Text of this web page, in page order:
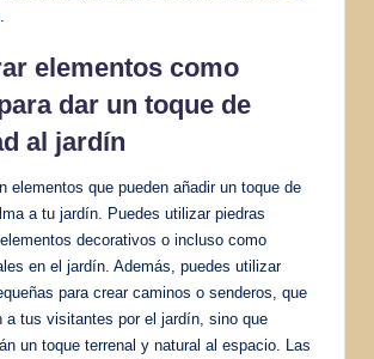
elementos como
dar un toque de
al jardín
elementos que pueden añadir un toque de
a tu jardín. Puedes utilizar piedras
decorativos o incluso como
en el jardín. Además, puedes utilizar
para crear caminos o senderos, que
a tus visitantes por el jardín, sino que
un toque terrenal y natural al espacio. Las